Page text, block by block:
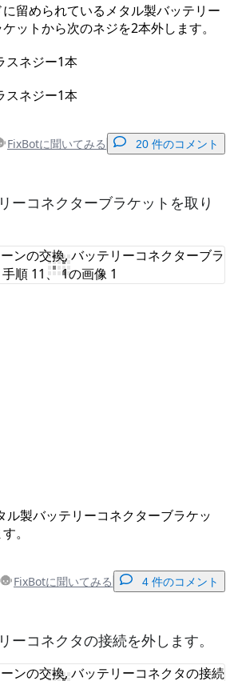
留められているメタル製バッテリー
ットから次のネジを2本外します。
スネジー1本
スネジー1本
FixBotに聞いてみる 20 件のコメント
コメントを追加
ーコネクターブラケットを取り
ル製バッテリーコネクターブラケッ
。
FixBotに聞いてみる 4 件のコメント
コメントを追加
ーコネクタの接続を外します。